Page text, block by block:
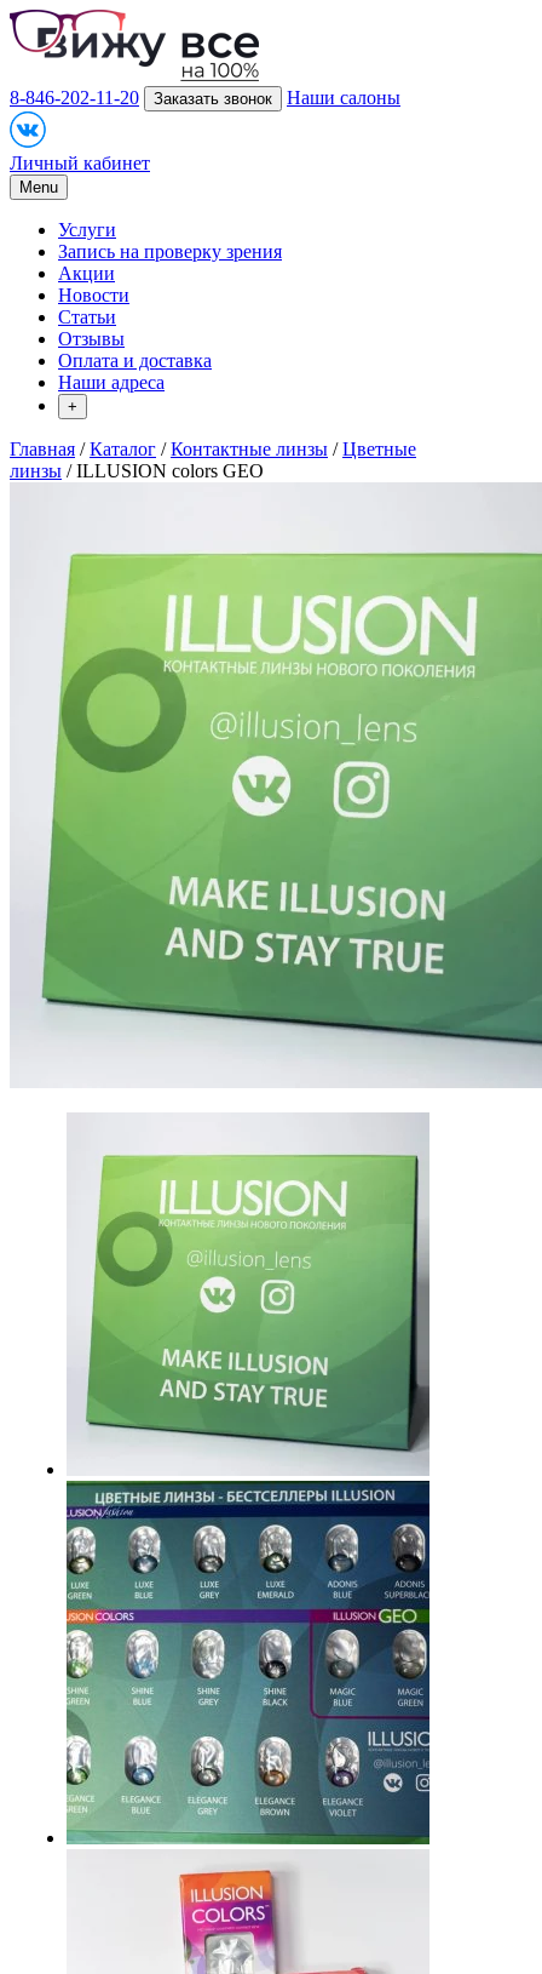
8-846-202-11-20 Заказать звонок Наши салоны
Личный кабинет
Menu
Услуги
Запись на проверку зрения
Акции
Новости
Статьи
Отзывы
Оплата и доставка
Наши адреса
+
Главная /Каталог /Контактные линзы /Цветные
линзы / ILLUSION colors GEO